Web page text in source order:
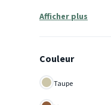
Afficher plus
Couleur
Taupe